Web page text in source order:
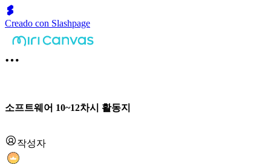
Creado con Slashpage
소프트웨어 10~12차시 활동지
작성자